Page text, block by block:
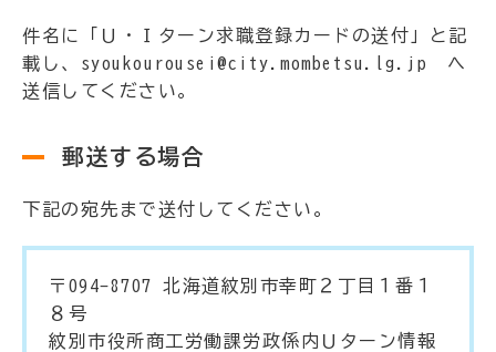
件名に「Ｕ・Ｉターン求職登録カードの送付」と記
載し、syoukourousei@city.mombetsu.lg.jp へ
送信してください。
郵送する場合
下記の宛先まで送付してください。
〒094-8707 北海道紋別市幸町２丁目１番１
８号
紋別市役所商工労働課労政係内Ｕターン情報